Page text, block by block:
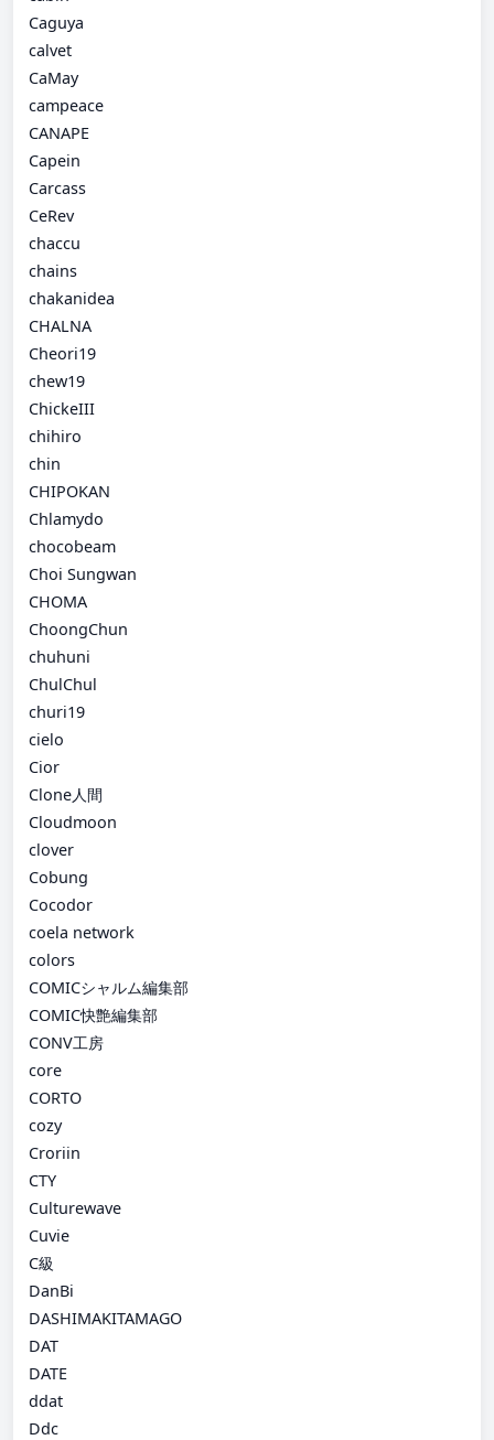
Caguya
calvet
CaMay
campeace
CANAPE
Capein
Carcass
CeRev
chaccu
chains
chakanidea
CHALNA
Cheori19
chew19
ChickeIII
chihiro
chin
CHIPOKAN
Chlamydo
chocobeam
Choi Sungwan
CHOMA
ChoongChun
chuhuni
ChulChul
churi19
cielo
Cior
Clone人間
Cloudmoon
clover
Cobung
Cocodor
coela network
colors
COMICシャルム編集部
COMIC快艶編集部
CONV工房
core
CORTO
cozy
Croriin
CTY
Culturewave
Cuvie
C級
DanBi
DASHIMAKITAMAGO
DAT
DATE
ddat
Ddc